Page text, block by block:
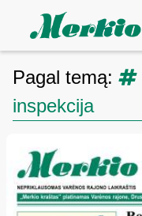
Pagal temą:
inspekcija